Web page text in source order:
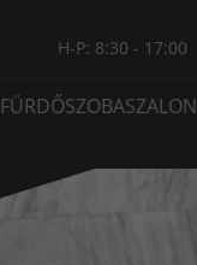
H-P: 8:30 - 17:00
FÜRDŐSZOBASZALON